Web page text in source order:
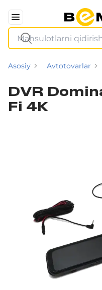
Asosiy Avtotovarlar
DVR
Fi 4K